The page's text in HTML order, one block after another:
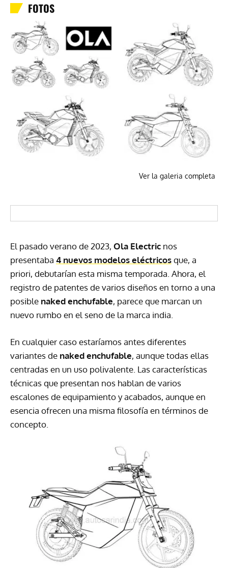
FOTOS
Ver la galeria completa
El pasado verano de 2023, Ola Electric nos
presentaba 4 nuevos modelos eléctricosque, a
priori, debutarían esta misma temporada. Ahora, el
registro de patentes de varios diseños en torno a una
posible naked enchufable, parece que marcan un
nuevo rumbo en el seno de la marca india.
En cualquier caso estaríamos antes diferentes
variantes de naked enchufable, aunque todas ellas
centradas en un uso polivalente. Las características
técnicas que presentan nos hablan de varios
escalones de equipamiento y acabados, aunque en
esencia ofrecen una misma filosofía en términos de
concepto.